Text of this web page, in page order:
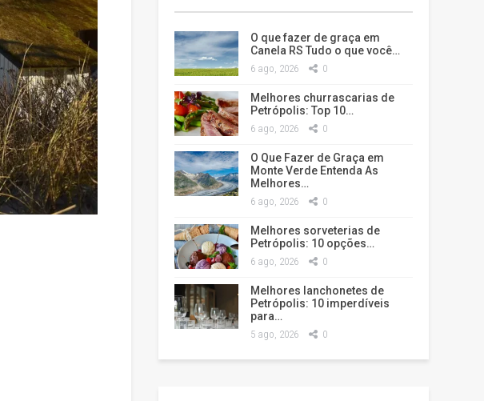
O que fazer de graça em
Canela RS Tudo o que você…
6 ago, 2026 0
Melhores churrascarias de
Petrópolis: Top 10…
6 ago, 2026 0
O Que Fazer de Graça em
Monte Verde Entenda As
Melhores…
6 ago, 2026 0
Melhores sorveterias de
Petrópolis: 10 opções…
6 ago, 2026 0
Melhores lanchonetes de
Petrópolis: 10 imperdíveis
para…
5 ago, 2026 0